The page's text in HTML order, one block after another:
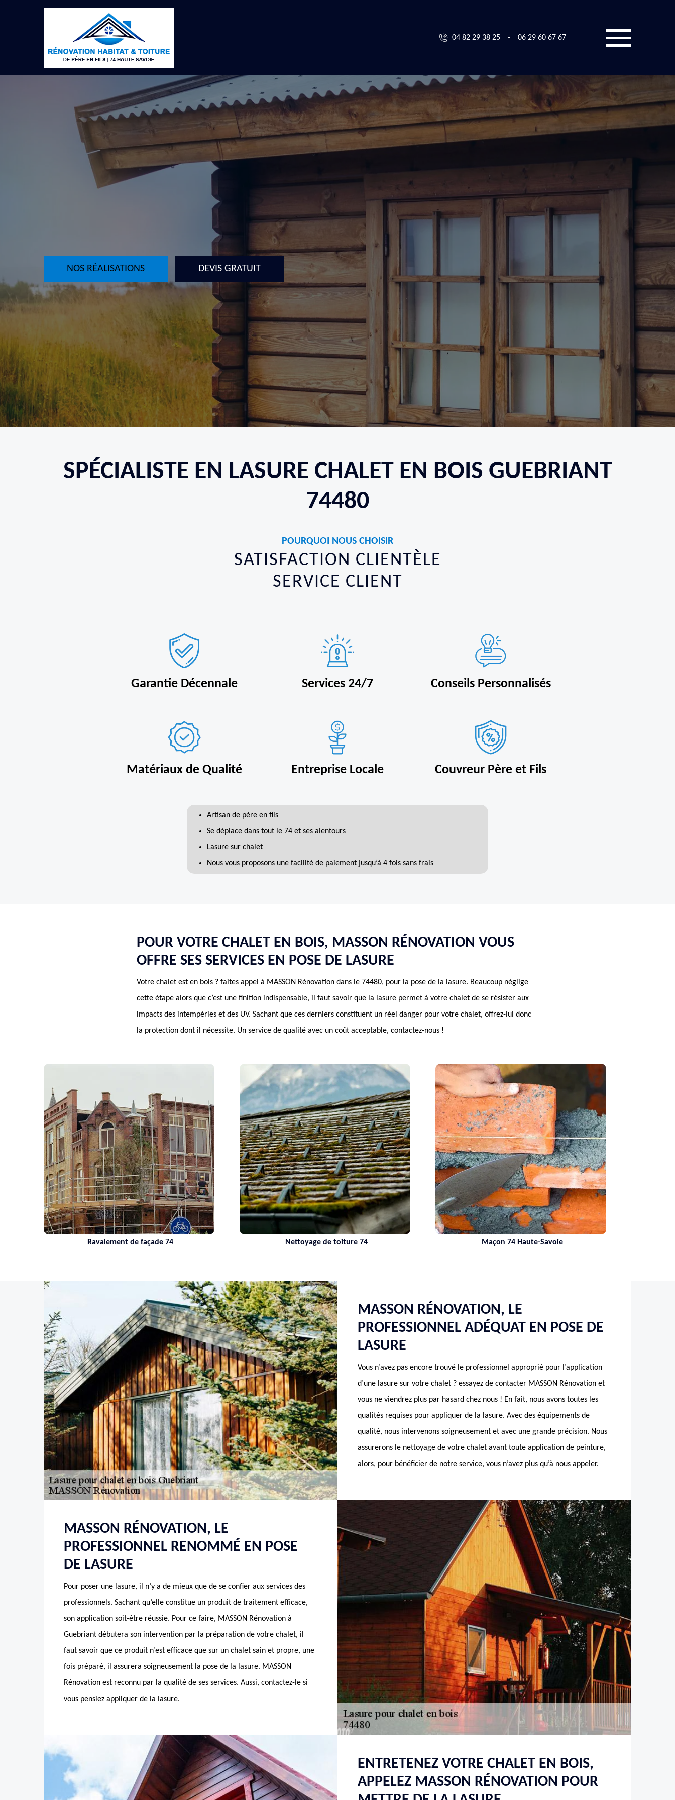
04 82 29 38 25 - 06 29 60 67 67
NOS RÉALISATIONS DEVIS GRATUIT
SPÉCIALISTE EN LASURE CHALET EN BOIS GUEBRIANT
74480
POURQUOI NOUS CHOISIR
SATISFACTION CLIENTÈLE
SERVICE CLIENT
Garantie Décennale Services 24/7 Conseils Personnalisés
Matériaux de Qualité Entreprise Locale Couvreur Père et Fils
Artisan de père en fils
Se déplace dans tout le 74 et ses alentours
Lasure sur chalet
Nous vous proposons une facilité de paiement jusqu’à 4 fois sans frais
POUR VOTRE CHALET EN BOIS, MASSON RÉNOVATION VOUS
OFFRE SES SERVICES EN POSE DE LASURE
Votre chalet est en bois ? faites appel à MASSON Rénovation dans le 74480, pour la pose de la lasure. Beaucoup néglige
cette étape alors que c’est une finition indispensable, il faut savoir que la lasure permet à votre chalet de se résister aux
impacts des intempéries et des UV. Sachant que ces derniers constituent un réel danger pour votre chalet, offrez-lui donc
la protection dont il nécessite. Un service de qualité avec un coût acceptable, contactez-nous !
Ravalement de façade 74 Nettoyage de toiture 74 Maçon 74 Haute-Savoie
MASSON RÉNOVATION, LE
PROFESSIONNEL ADÉQUAT EN POSE DE
LASURE
Vous n’avez pas encore trouvé le professionnel approprié pour l’application
d’une lasure sur votre chalet ? essayez de contacter MASSON Rénovation et
vous ne viendrez plus par hasard chez nous ! En fait, nous avons toutes les
qualités requises pour appliquer de la lasure. Avec des équipements de
qualité, nous intervenons soigneusement et avec une grande précision. Nous
assurerons le nettoyage de votre chalet avant toute application de peinture,
alors, pour bénéficier de notre service, vous n’avez plus qu’à nous appeler.
MASSON RÉNOVATION, LE
PROFESSIONNEL RENOMMÉ EN POSE
DE LASURE
Pour poser une lasure, il n’y a de mieux que de se confier aux services des
professionnels. Sachant qu’elle constitue un produit de traitement efficace,
son application soit-être réussie. Pour ce faire, MASSON Rénovation à
Guebriant débutera son intervention par la préparation de votre chalet, il
faut savoir que ce produit n’est efficace que sur un chalet sain et propre, une
fois préparé, il assurera soigneusement la pose de la lasure. MASSON
Rénovation est reconnu par la qualité de ses services. Aussi, contactez-le si
vous pensiez appliquer de la lasure.
ENTRETENEZ VOTRE CHALET EN BOIS,
APPELEZ MASSON RÉNOVATION POUR